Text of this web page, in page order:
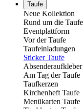
Taufe
Neue Kollektion
Rund um die Taufe
Eventplattform
Vor der Taufe
Taufeinladungen
Sticker Taufe
Absenderaufkleber
Am Tag der Taufe
Taufkerzen
Kirchenheft Taufe
Menükarten Taufe